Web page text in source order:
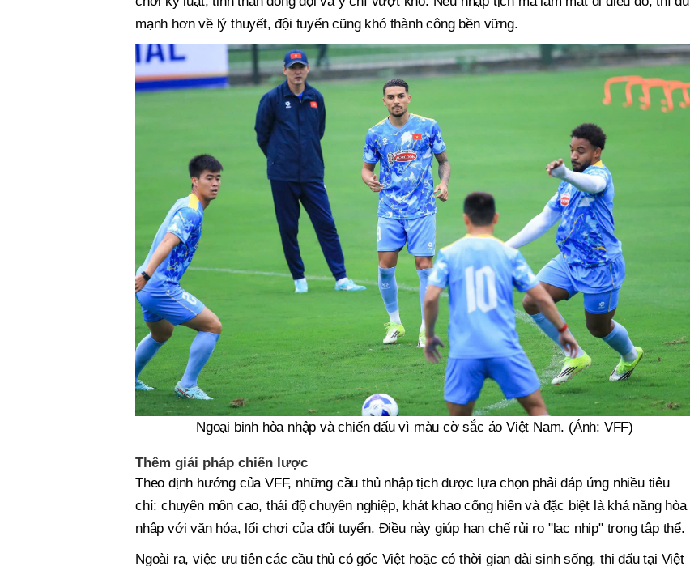
mạnh hơn về lý thuyết, đội tuyển cũng khó thành công bền vững.
Ngoại binh hòa nhập và chiến đấu vì màu cờ sắc áo Việt Nam. (Ảnh: VFF)
Thêm giải pháp chiến lược
Theo định hướng của VFF, những cầu thủ nhập tịch được lựa chọn phải đáp ứng nhiều tiêu
chí: chuyên môn cao, thái độ chuyên nghiệp, khát khao cống hiến và đặc biệt là khả năng hòa
nhập với văn hóa, lối chơi của đội tuyển. Điều này giúp hạn chế rủi ro "lạc nhịp" trong tập thể.
Ngoài ra, việc ưu tiên các cầu thủ có gốc Việt hoặc có thời gian dài sinh sống, thi đấu tại Việt